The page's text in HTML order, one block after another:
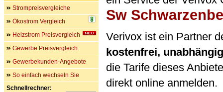
Sw
Verivox ist ein Partner
kostenfrei,
die Tarife dieses
direkt online anmelden.
Strompreisvergleiche
Ökostrom Vergleich
Heizstrom Preisvergleich
Gewerbe Preisvergleich
Gewerbekunden-Angebote
So einfach wechseln Sie
Schnellrechner: